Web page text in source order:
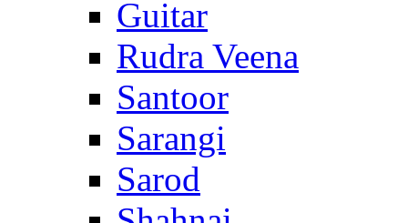
Guitar
Rudra Veena
Santoor
Sarangi
Sarod